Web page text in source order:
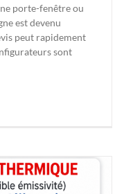
porte-fenêtre ou
est devenu
peut rapidement
sont